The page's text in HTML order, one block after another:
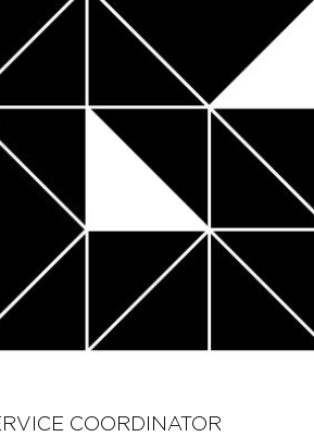
COORDINATOR